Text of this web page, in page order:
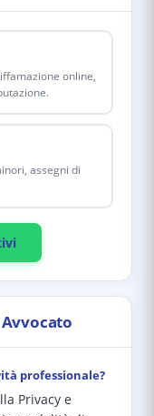
online,
assegni di
professionale?
Privacy e